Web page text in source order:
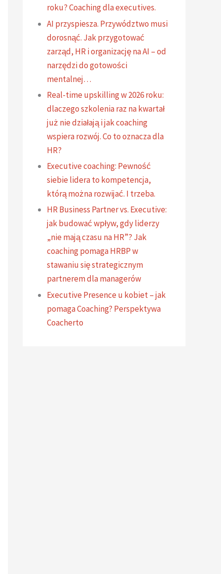
roku? Coaching dla executives.
AI przyspiesza. Przywództwo musi
dorosnąć. Jak przygotować
zarząd, HR i organizację na AI – od
narzędzi do gotowości
mentalnej…
Real-time upskilling w 2026 roku:
dlaczego szkolenia raz na kwartał
już nie działają i jak coaching
wspiera rozwój. Co to oznacza dla
HR?
Executive coaching: Pewność
siebie lidera to kompetencja,
którą można rozwijać. I trzeba.
HR Business Partner vs. Executive:
jak budować wpływ, gdy liderzy
„nie mają czasu na HR”? Jak
coaching pomaga HRBP w
stawaniu się strategicznym
partnerem dla managerów
Executive Presence u kobiet – jak
pomaga Coaching? Perspektywa
Coacherto